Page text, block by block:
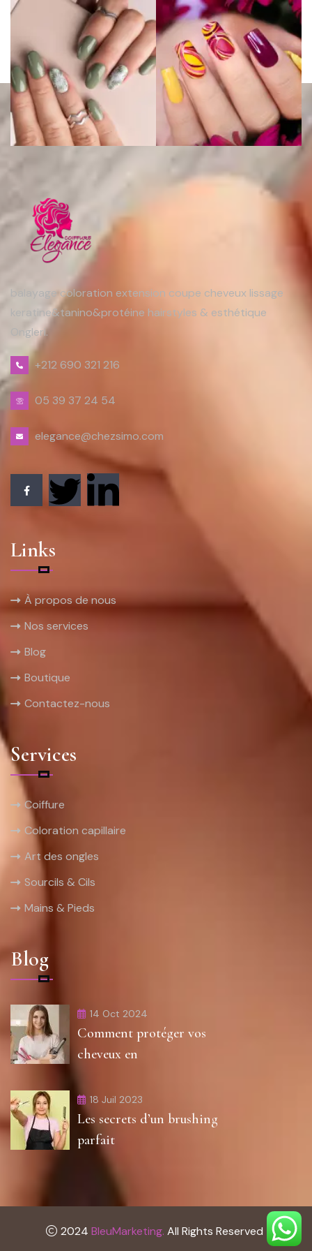
balayage coloration extension coupe cheveux lissage
keratine&tanino&protéine hairstyles & esthétique
Ongleri.
+212 690 321 216
05 39 37 24 54
elegance@chezsimo.com
Links
À propos de nous
Nos services
Blog
Boutique
Contactez-nous
Services
Coiffure
Coloration capillaire
Art des ongles
Sourcils & Cils
Mains & Pieds
Blog
14 Oct 2024
Comment protéger vos
cheveux en
18 Juil 2023
Les secrets d’un brushing
parfait
2024 BleuMarketing. All Rights Reserved